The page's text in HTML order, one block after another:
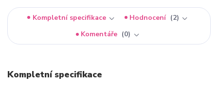
Kompletní specifikace Hodnocení
2
Komentáře
0
Kompletní specifikace